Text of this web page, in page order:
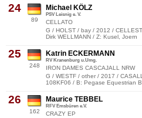
24
89
Michael KÖLZ
PSV Leisnig e. V.
CELLATO
G / HOLST / bay / 2012 /
Dirk WELLMANN / Z: Kusel, Joern
25
248
Katrin ECKERMANN
RV Kranenburg u.Umg.
IRON DAMES CASCAJALL NRW
G / WESTF / other / 2017 /
108KF06 / B: Pegase Equestrian
26
162
Maurice TEBBEL
RFV Emsbüren e.V.
CRAZY EP